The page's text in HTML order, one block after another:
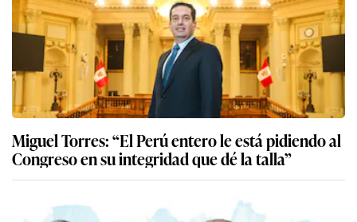
Miguel Torres: “El Perú entero le está pidiendo al
Congreso en su integridad que dé la talla”